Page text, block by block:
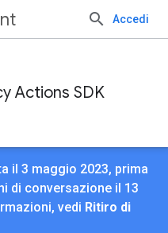
Accedi
Actions SDK
il 3 maggio 2023, prima
di conversazione il 13
vedi Ritiro di